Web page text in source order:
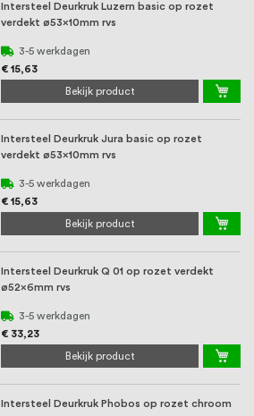
Intersteel Deurkruk Luzern basic op rozet
verdekt ø53x10mm rvs
3-5 werkdagen
€ 15,63
Bekijk product
Intersteel Deurkruk Jura basic op rozet
verdekt ø53x10mm rvs
3-5 werkdagen
€ 15,63
Bekijk product
Intersteel Deurkruk Q 01 op rozet verdekt
ø52x6mm rvs
3-5 werkdagen
€ 33,23
Bekijk product
Intersteel Deurkruk Phobos op rozet chroom